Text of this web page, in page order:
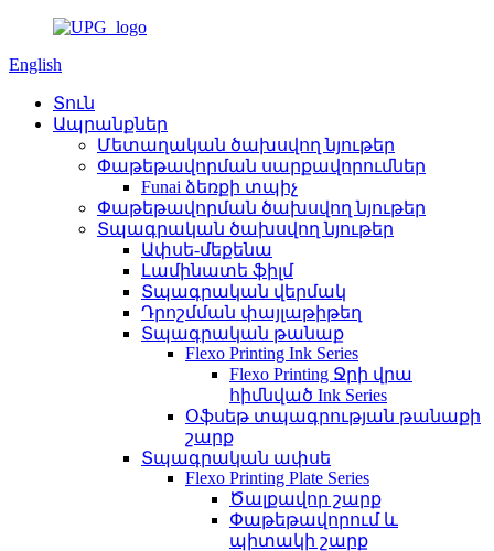
English
Տուն
Ապրանքներ
Մետաղական ծախսվող նյութեր
Փաթեթավորման սարքավորումներ
Funai ձեռքի տպիչ
Փաթեթավորման ծախսվող նյութեր
Տպագրական ծախսվող նյութեր
Ափսե-մեքենա
Լամինատե ֆիլմ
Տպագրական վերմակ
Դրոշմման փայլաթիթեղ
Տպագրական թանաք
Flexo Printing Ink Series
Flexo Printing Ջրի վրա
հիմնված Ink Series
Օֆսեթ տպագրության թանաքի
շարք
Տպագրական ափսե
Flexo Printing Plate Series
Ծալքավոր շարք
Փաթեթավորում և
պիտակի շարք